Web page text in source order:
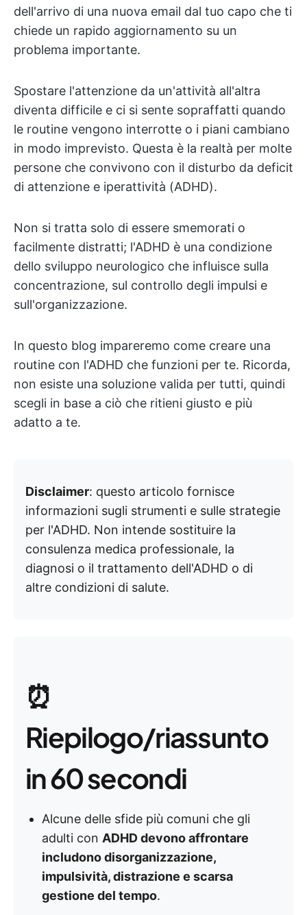
dell'arrivo di una nuova email dal tuo capo che ti
chiede un rapido aggiornamento su un
problema importante.
Spostare l'attenzione da un'attività all'altra
diventa difficile e ci si sente sopraffatti quando
le routine vengono interrotte o i piani cambiano
in modo imprevisto. Questa è la realtà per molte
persone che convivono con il disturbo da deficit
di attenzione e iperattività (ADHD).
Non si tratta solo di essere smemorati o
facilmente distratti; l'ADHD è una condizione
dello sviluppo neurologico che influisce sulla
concentrazione, sul controllo degli impulsi e
sull'organizzazione.
In questo blog impareremo come creare una
routine con l'ADHD che funzioni per te. Ricorda,
non esiste una soluzione valida per tutti, quindi
scegli in base a ciò che ritieni giusto e più
adatto a te.
Disclaimer: questo articolo fornisce
informazioni sugli strumenti e sulle strategie
per l'ADHD. Non intende sostituire la
consulenza medica professionale, la
diagnosi o il trattamento dell'ADHD o di
altre condizioni di salute.
⏰
Riepilogo/riassunto
in 60 secondi
Alcune delle sfide più comuni che gli
adulti con ADHD devono affrontare
includono disorganizzazione,
impulsività, distrazione e scarsa
gestione del tempo.